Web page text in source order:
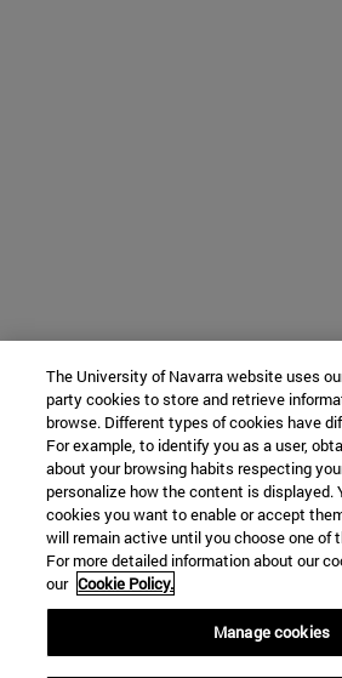
The University of Navarra website uses
party cookies to store and retrieve
browse. Different types of cookies have
For example, to identify you as a user,
about your browsing habits respecting
personalize how the content is displayed.
cookies you want to enable or accept
will remain active until you choose one of
For more detailed information about our
our Cookie Policy.
Manage cookies